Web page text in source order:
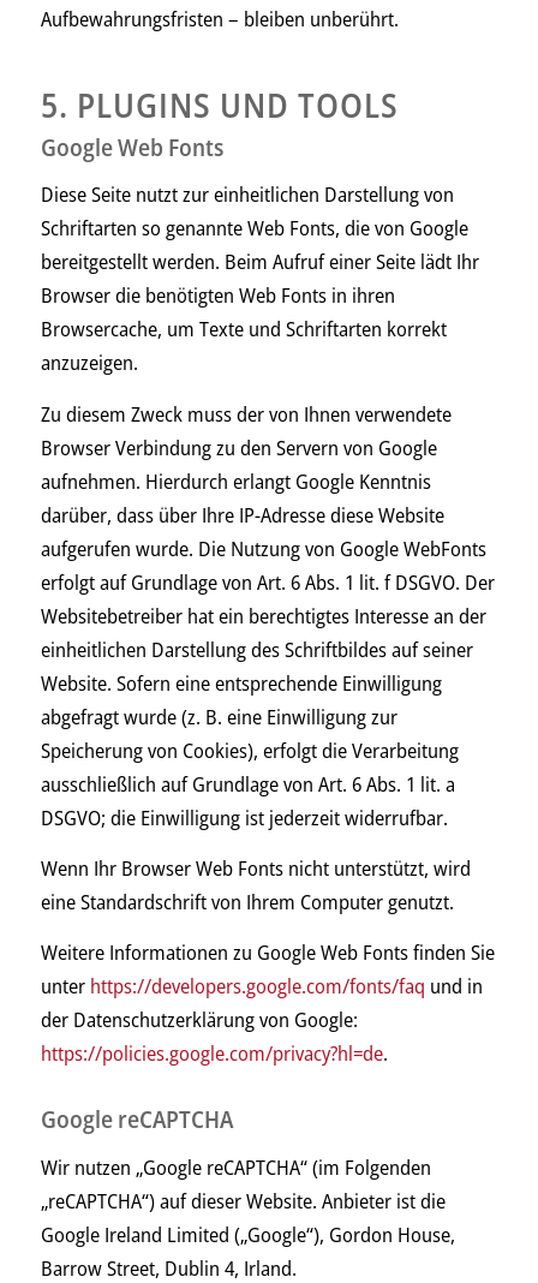
Aufbewahrungsfristen – bleiben unberührt.
5. PLUGINS UND TOOLS
Google Web Fonts
Diese Seite nutzt zur einheitlichen Darstellung von
Schriftarten so genannte Web Fonts, die von Google
bereitgestellt werden. Beim Aufruf einer Seite lädt Ihr
Browser die benötigten Web Fonts in ihren
Browsercache, um Texte und Schriftarten korrekt
anzuzeigen.
Zu diesem Zweck muss der von Ihnen verwendete
Browser Verbindung zu den Servern von Google
aufnehmen. Hierdurch erlangt Google Kenntnis
darüber, dass über Ihre IP-Adresse diese Website
aufgerufen wurde. Die Nutzung von Google WebFonts
erfolgt auf Grundlage von Art. 6 Abs. 1 lit. f DSGVO. Der
Websitebetreiber hat ein berechtigtes Interesse an der
einheitlichen Darstellung des Schriftbildes auf seiner
Website. Sofern eine entsprechende Einwilligung
abgefragt wurde (z. B. eine Einwilligung zur
Speicherung von Cookies), erfolgt die Verarbeitung
ausschließlich auf Grundlage von Art. 6 Abs. 1 lit. a
DSGVO; die Einwilligung ist jederzeit widerrufbar.
Wenn Ihr Browser Web Fonts nicht unterstützt, wird
eine Standardschrift von Ihrem Computer genutzt.
Weitere Informationen zu Google Web Fonts finden Sie
unter https://developers.google.com/fonts/faq und in
der Datenschutzerklärung von Google:
https://policies.google.com/privacy?hl=de.
Google reCAPTCHA
Wir nutzen „Google reCAPTCHA“ (im Folgenden
„reCAPTCHA“) auf dieser Website. Anbieter ist die
Google Ireland Limited („Google“), Gordon House,
Barrow Street, Dublin 4, Irland.